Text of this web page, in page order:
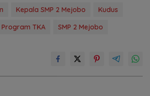
Kepala SMP 2 Mejobo
Kudus
Program TKA SMP 2 Mejobo